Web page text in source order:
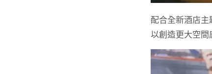
配合全新酒店
以創造更大空間